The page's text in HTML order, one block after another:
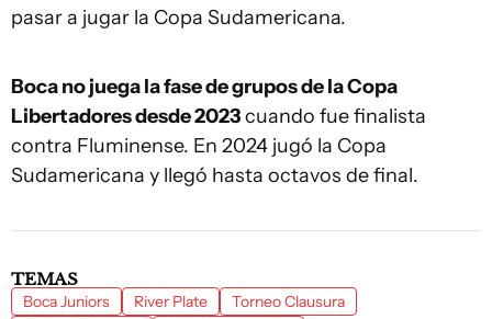
pasar a jugar la Copa Sudamericana.
Boca no juega la fase de grupos de la Copa
Libertadores desde 2023cuando fue finalista
contra Fluminense. En 2024 jugó la Copa
Sudamericana y llegó hasta octavos de final.
TEMAS
Boca Juniors River Plate
Torneo Clausura